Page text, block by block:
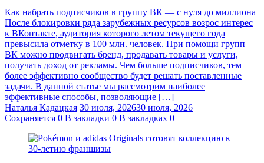
Как набрать подписчиков в группу ВК — с нуля до миллиона
После блокировки ряда зарубежных ресурсов возрос интерес
к ВКонтакте, аудитория которого летом текущего года
превысила отметку в 100 млн. человек. При помощи групп
ВК можно продвигать бренд, продавать товары и услуги,
получать доход от рекламы. Чем больше подписчиков, тем
более эффективно сообщество будет решать поставленные
задачи. В данной статье мы рассмотрим наиболее
эффективные способы, позволяющие […]
Наталья Кадацкая 30 июля, 202630 июля, 2026
Сохраняется 0 В закладки 0 В закладках 0